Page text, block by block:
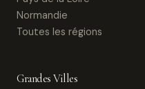
Normandie
Toutes les régions
Grandes Villes